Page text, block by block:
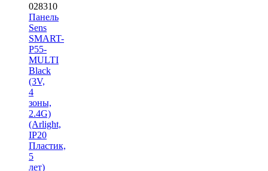
028310
Панель
Sens
SMART-
P55-
MULTI
Black
(3V,
4
зоны,
2.4G)
(Arlight,
IP20
Пластик,
5
лет)